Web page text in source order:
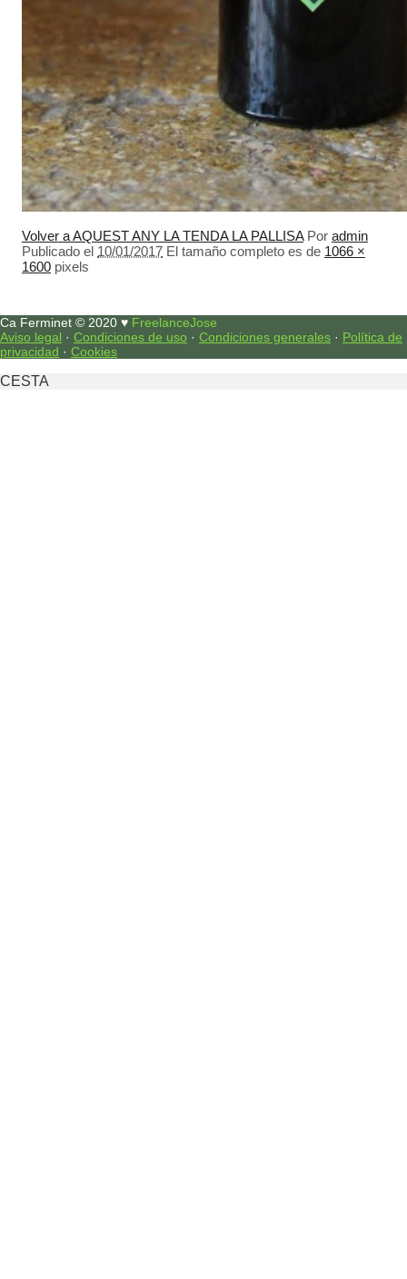
Volver a AQUEST ANY LA TENDA LA PALLISA Por admin
Publicado el 10/01/2017 El tamaño completo es de 1066 ×
1600 pixels
Ca Ferminet © 2020 ♥ FreelanceJose
Aviso legal · Condiciones de uso · Condiciones generales · Política de
privacidad · Cookies
CESTA